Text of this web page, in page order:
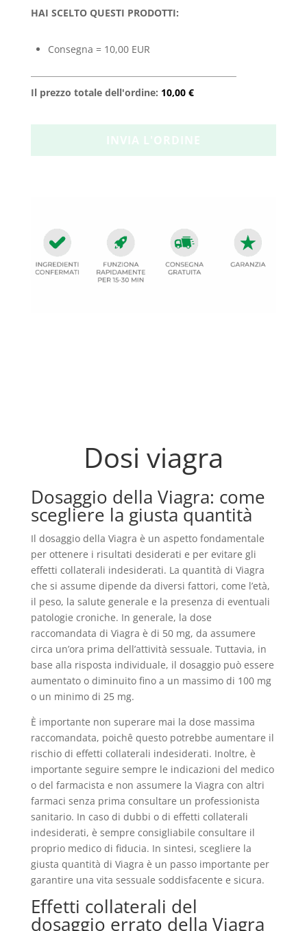
HAI SCELTO QUESTI PRODOTTI:
Consegna = 10,00 EUR
Il prezzo totale dell'ordine: 10,00 €
Dosi viagra
Dosaggio della Viagra: come
scegliere la giusta quantità
Il dosaggio della Viagra è un aspetto fondamentale
per ottenere i risultati desiderati e per evitare gli
effetti collaterali indesiderati. La quantità di Viagra
che si assume dipende da diversi fattori, come l’età,
il peso, la salute generale e la presenza di eventuali
patologie croniche. In generale, la dose
raccomandata di Viagra è di 50 mg, da assumere
circa un’ora prima dell’attività sessuale. Tuttavia, in
base alla risposta individuale, il dosaggio può essere
aumentato o diminuito fino a un massimo di 100 mg
o un minimo di 25 mg.
È importante non superare mai la dose massima
raccomandata, poichê questo potrebbe aumentare il
rischio di effetti collaterali indesiderati. Inoltre, è
importante seguire sempre le indicazioni del medico
o del farmacista e non assumere la Viagra con altri
farmaci senza prima consultare un professionista
sanitario. In caso di dubbi o di effetti collaterali
indesiderati, è sempre consigliabile consultare il
proprio medico di fiducia. In sintesi, scegliere la
giusta quantità di Viagra è un passo importante per
garantire una vita sessuale soddisfacente e sicura.
Effetti collaterali del
dosaggio errato della Viagra